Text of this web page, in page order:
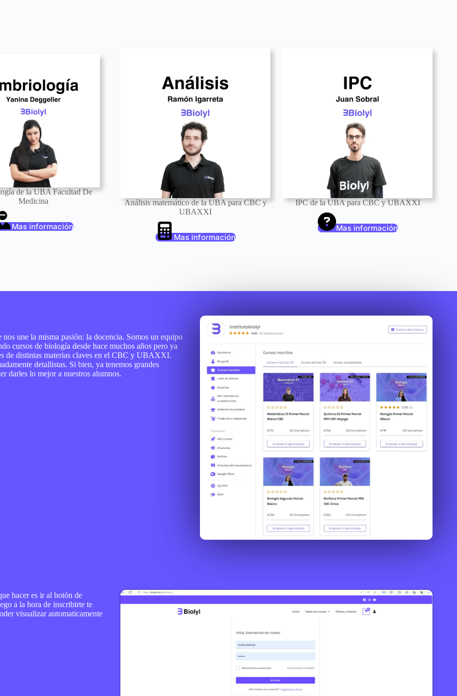
de la UBA Facultad De
Medicina
Mas información
Análisis matemático de la UBA para CBC y
UBAXXI
Mas información
IPC de la UBA para CBC y UBAXXI
Mas información
une la misma pasión: la docencia. Somos un equipo
cursos de biología desde hace muchos años pero ya
de distintas materias claves en el CBC y UBAXXI.
detallistas. Si bien, ya tenemos grandes
darles lo mejor a nuestros alumnos.
hacer es ir al botón de
a la hora de inscribirte te
visualizar automaticamente